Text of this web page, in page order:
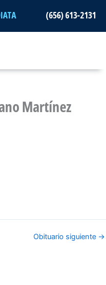
(656) 613-2131
Martínez
Obituario siguiente →